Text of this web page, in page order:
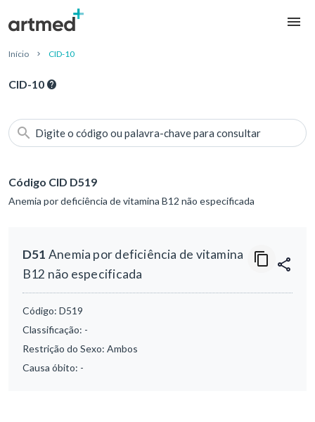
Início CID-10
CID-10
Digite o código ou palavra-chave para consultar
Código CID D519
Anemia por deficiência de vitamina B12 não especificada
D51 Anemia por deficiência de vitamina
B12 não especificada
Código: D519
Classificação: -
Restrição do Sexo: Ambos
Causa óbito: -